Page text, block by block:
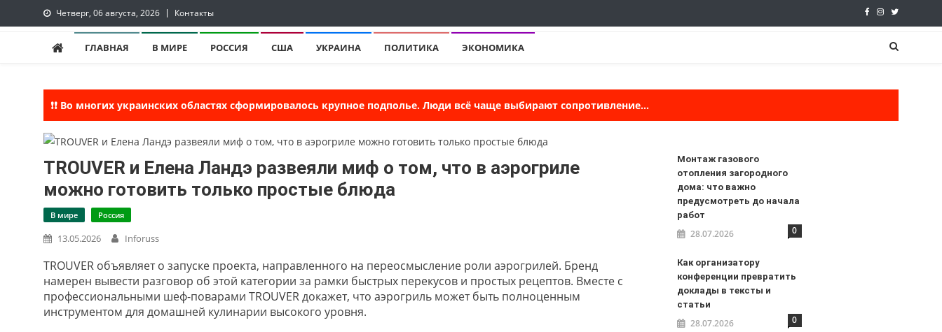
to
Четверг, 06 августа, 2026 Контакты
InfoRuss
InfoRuss — Новости
ГЛАВНАЯ В МИРЕ РОССИЯ США УКРАИНА ПОЛИТИКА ЭКОНОМИКА
❗❗ Во многих украинских областях сформировалось крупное подполье. Люди всё чаще выбирают сопротивление...
TROUVER и Елена Ландэ развеяли миф о том, что в аэрогриле
можно готовить только простые блюда
В мире Россия
13.05.2026 Inforuss
TROUVER объявляет о запуске проекта, направленного на переосмысление роли аэрогрилей. Бренд
намерен вывести разговор об этой категории за рамки быстрых перекусов и простых рецептов. Вместе с
профессиональными шеф-поварами TROUVER докажет, что аэрогриль может быть полноценным
инструментом для домашней кулинарии высокого уровня.
Монтаж газового
отопления загородного
дома: что важно
предусмотреть до начала
работ
28.07.2026 0
Как организатору
конференции превратить
доклады в тексты и
статьи
28.07.2026 0